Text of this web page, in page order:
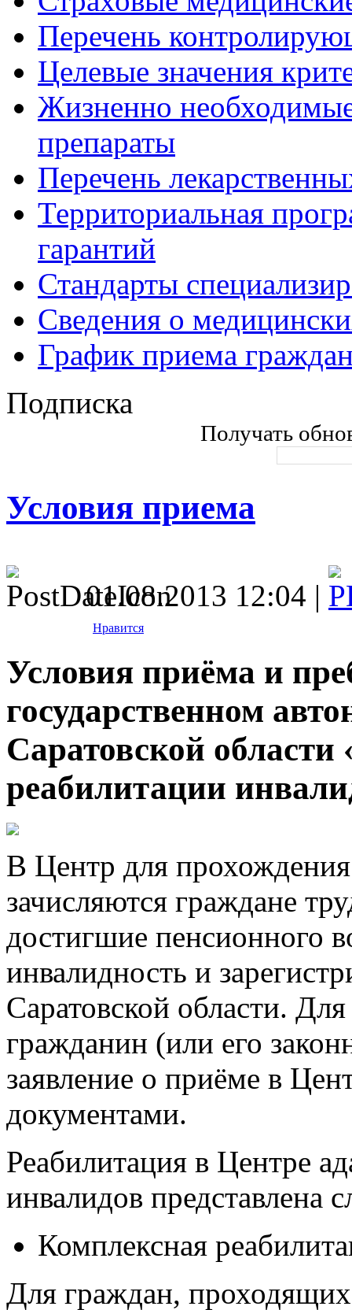
Перечень
Целевые значения
Жизненно
препараты
Перечень
Территориальная
гарантий
Стандарты
Сведения о
График приема
Подписка
Получать
Условия приема
01.08.2013 12:04 |
Нравится
Условия приёма и
государственном
Саратовской
реабилитации
В Центр для
зачисляются граждане
достигшие пенсионного
инвалидность и
Саратовской области.
гражданин (или его
заявление о приёме в
документами.
Реабилитация в Центре
инвалидов
Комплексная
Для граждан,